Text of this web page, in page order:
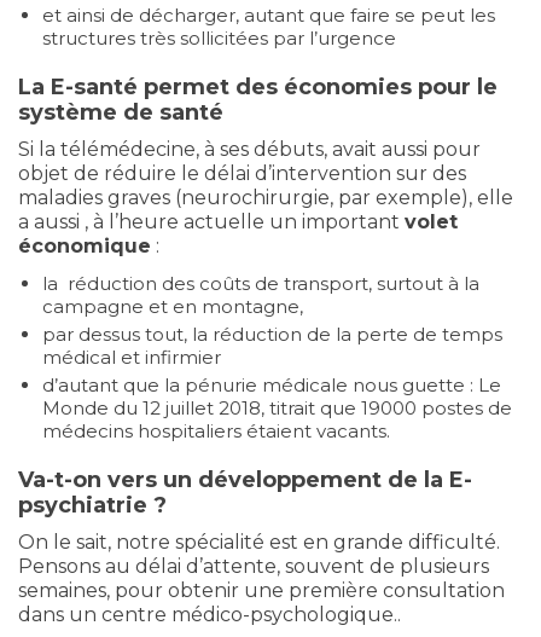
et ainsi de décharger, autant que faire se peut les
structures très sollicitées par l’urgence
La E-santé permet des économies pour le
système de santé
Si la télémédecine, à ses débuts, avait aussi pour
objet de réduire le délai d’intervention sur des
maladies graves (neurochirurgie, par exemple), elle
a aussi , à l’heure actuelle un important volet
économique :
la réduction des coûts de transport, surtout à la
campagne et en montagne,
par dessus tout, la réduction de la perte de temps
médical et infirmier
d’autant que la pénurie médicale nous guette : Le
Monde du 12 juillet 2018, titrait que 19000 postes de
médecins hospitaliers étaient vacants.
Va-t-on vers un développement de la E-
psychiatrie ?
On le sait, notre spécialité est en grande difficulté.
Pensons au délai d’attente, souvent de plusieurs
semaines, pour obtenir une première consultation
dans un centre médico-psychologique..